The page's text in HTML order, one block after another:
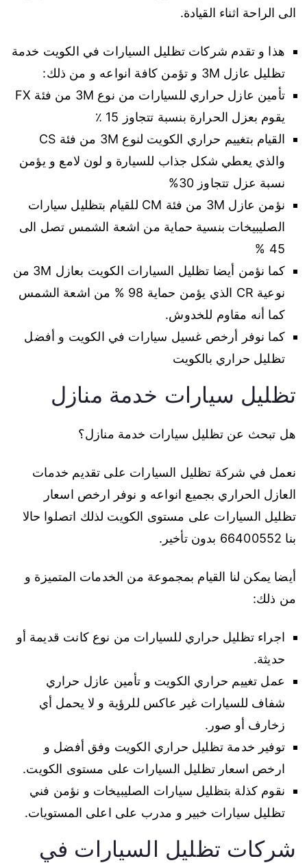
الى الراحة اثناء القيادة.
هذا و تقدم شركات تظليل السيارات في الكويت خدمة
تظليل عازل 3M و تؤمن كافة انواعه و من ذلك:
تأمين عازل حراري للسيارات من نوع 3M من فئة FX
يقوم بعزل الحرارة بنسبة تتجاوز 15 ٪
القيام بتغييم حراري الكويت لنوع 3M من فئة CS
والذي يعطي شكل جذاب للسيارة و لون لامع و يؤمن
نسبة عزل تتجاوز 30%
نؤمن عازل 3M من فئة CM للقيام بتظليل سيارات
الصليبيخات بنسية حماية من اشعة الشمس تصل الى
45 %
كما نؤمن أيضا تظليل السيارات الكويت بعازل 3M من
نوعية CR الذي يؤمن حماية 98 % من اشعة الشمس
كما أنه مقاوم للخدوش.
كما نوفر أرخص غسيل سيارات في الكويت و أفضل
تظليل حراري بالكويت
تظليل سيارات خدمة منازل
هل تبحث عن تظليل سيارات خدمة منازل؟
نعمل في شركة تظليل السيارات على تقديم خدمات
العازل الحراري بجميع انواعه و نوفر ارخص اسعار
تظليل السيارات على مستوى الكويت لذلك اتصلوا حالا
بنا 66400552 بدون تأخير.
أيضا يمكن لنا القيام بمجموعة من الخدمات المتميزة و
من ذلك:
اجراء تظليل حراري للسيارات من نوع كانت قديمة أو
حديثة.
عمل تغييم حراري الكويت و تأمين عازل حراري
شفاف للسيارات غير عاكس للرؤية و لا يحمل أي
زخارف أو صور.
توفير خدمة تظليل حراري الكويت وفق أفضل و
ارخص اسعار تظليل السيارات على مستوى الكويت.
نقوم كذلة بتظليل سيارات الصليبيخات و نؤمن فني
تظليل سيارات خبير و مدرب على اعلى المستويات.
شركات تظليل السيارات في